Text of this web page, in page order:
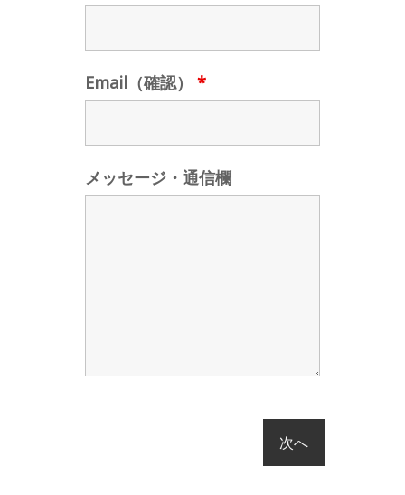
Email（確認） *
メッセージ・通信欄